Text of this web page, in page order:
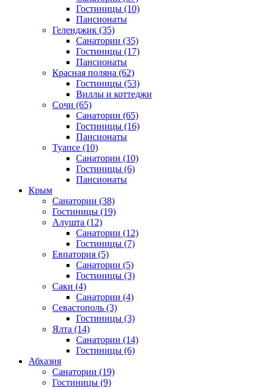
Гостиницы (10)
Пансионаты
Геленджик (35)
Санатории (35)
Гостиницы (17)
Пансионаты
Красная поляна (62)
Гостиницы (53)
Виллы и коттеджи
Сочи (65)
Санатории (65)
Гостиницы (16)
Пансионаты
Туапсе (10)
Санатории (10)
Гостиницы (6)
Пансионаты
Крым
Санатории (38)
Гостиницы (19)
Алушта (12)
Санатории (12)
Гостиницы (7)
Евпатория (5)
Санатории (5)
Гостиницы (3)
Саки (4)
Санатории (4)
Севастополь (3)
Гостиницы (3)
Ялта (14)
Санатории (14)
Гостиницы (6)
Абхазия
Санатории (19)
Гостиницы (9)